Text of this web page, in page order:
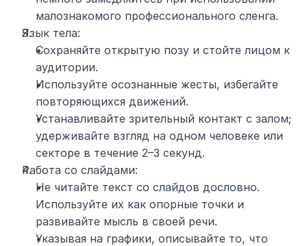
малознакомого профессионального сленга.
Язык тела:
Сохраняйте открытую позу и стойте лицом к
аудитории.
Используйте осознанные жесты, избегайте
повторяющихся движений.
Устанавливайте зрительный контакт с залом;
удерживайте взгляд на одном человеке или
секторе в течение 2–3 секунд.
Работа со слайдами:
Не читайте текст со слайдов дословно.
Используйте их как опорные точки и
развивайте мысль в своей речи.
Указывая на графики, описывайте то, что